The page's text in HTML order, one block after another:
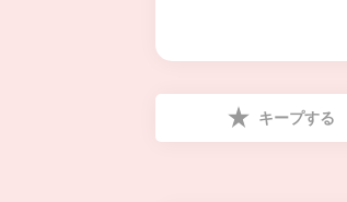
キープする